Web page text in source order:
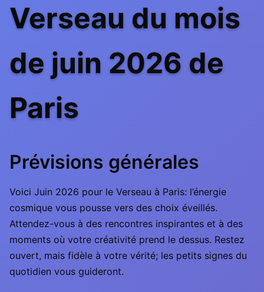
Verseau du mois
de juin 2026 de
Paris
Prévisions générales
Voici Juin 2026 pour le Verseau à Paris: l’énergie
cosmique vous pousse vers des choix éveillés.
Attendez-vous à des rencontres inspirantes et à des
moments où votre créativité prend le dessus. Restez
ouvert, mais fidèle à votre vérité; les petits signes du
quotidien vous guideront.